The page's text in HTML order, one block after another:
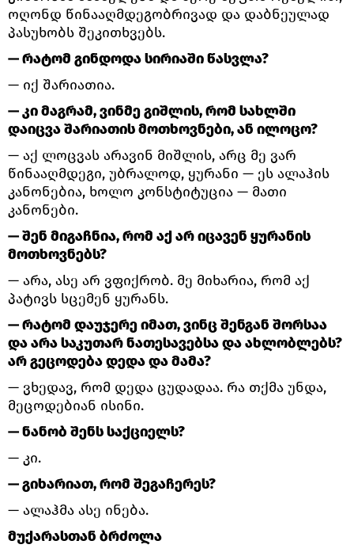
ოღონდ წინააღმდეგობრივად და დაბნეულად
პასუხობს შეკითხვებს.
— რატომ გინდოდა სირიაში წასვლა?
— იქ შარიათია.
— კი მაგრამ, ვინმე გიშლის, რომ სახლში
დაიცვა შარიათის მოთხოვნები, ან ილოცო?
— აქ ლოცვას არავინ მიშლის, არც მე ვარ
წინააღმდეგი, უბრალოდ, ყურანი — ეს ალაჰის
კანონებია, ხოლო კონსტიტუცია — მათი
კანონები.
— შენ მიგაჩნია, რომ აქ არ იცავენ ყურანის
მოთხოვნებს?
— არა, ასე არ ვფიქრობ. მე მიხარია, რომ აქ
პატივს სცემენ ყურანს.
— რატომ დაუჯერე იმათ, ვინც შენგან შორსაა
და არა საკუთარ ნათესავებსა და ახლობლებს?
არ გეცოდება დედა და მამა?
— ვხედავ, რომ დედა ცუდადაა. რა თქმა უნდა,
მეცოდებიან ისინი.
— ნანობ შენს საქციელს?
— კი.
— გიხარიათ, რომ შეგაჩერეს?
— ალაჰმა ასე ინება.
მუქარასთან ბრძოლა